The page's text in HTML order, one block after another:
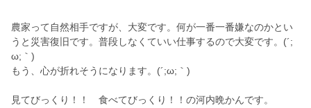
農家って自然相手ですが、大変です。何が一番一番嫌なのかとい
うと災害復旧です。普段しなくていい仕事するので大変です。(´;
ω;｀)
もう、心が折れそうになります。(´;ω;｀)
見てびっくり！！ 食べてびっくり！！の河内晩かんです。